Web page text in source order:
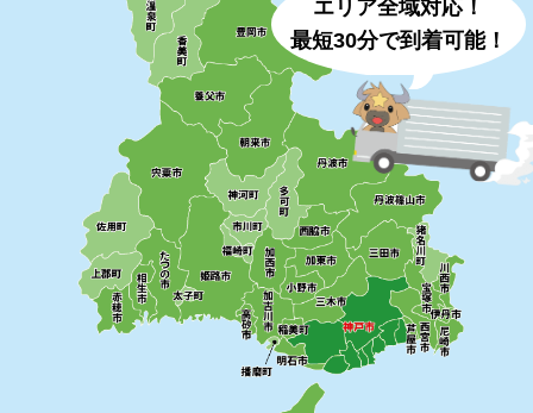
エリア全域対応！
最短30分で到着可能！